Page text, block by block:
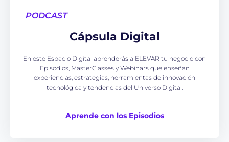
PODCAST
Cápsula Digital
En este Espacio Digital aprenderás a ELEVAR tu negocio con
Episodios, MasterClasses y Webinars que enseñan
experiencias, estrategias, herramientas de innovación
tecnológica y tendencias del Universo Digital.
Aprende con los Episodios